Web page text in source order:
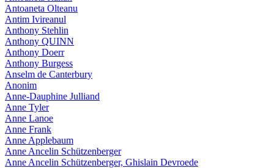
Antoaneta Olteanu
Antim Ivireanul
Anthony Stehlin
Anthony QUINN
Anthony Doerr
Anthony Burgess
Anselm de Canterbury
Anonim
Anne-Dauphine Julliand
Anne Tyler
Anne Lanoe
Anne Frank
Anne Applebaum
Anne Ancelin Schützenberger
Anne Ancelin Schützenberger, Ghislain Devroede